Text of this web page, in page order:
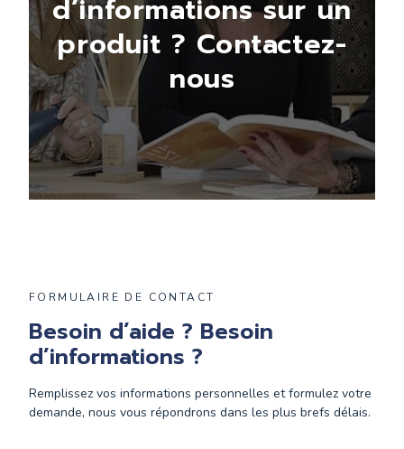
d’informations sur un
produit ? Contactez-
nous
FORMULAIRE DE CONTACT
Besoin d’aide ? Besoin
d’informations ?
Remplissez vos informations personnelles et formulez votre
demande, nous vous répondrons dans les plus brefs délais.